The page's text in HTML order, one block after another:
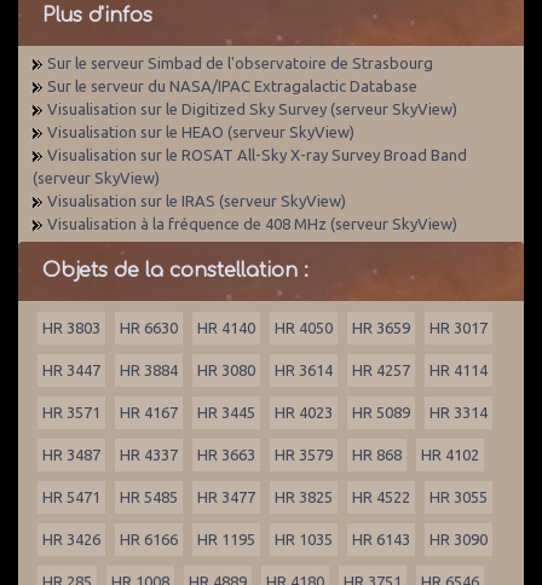
Plus d'infos
Sur le serveur Simbad de l'observatoire de Strasbourg
Sur le serveur du NASA/IPAC Extragalactic Database
Visualisation sur le Digitized Sky Survey (serveur SkyView)
Visualisation sur le HEAO (serveur SkyView)
Visualisation sur le ROSAT All-Sky X-ray Survey Broad Band
(serveur SkyView)
Visualisation sur le IRAS (serveur SkyView)
Visualisation à la fréquence de 408 MHz (serveur SkyView)
Objets de la constellation :
HR 3803 HR 6630 HR 4140 HR 4050 HR 3659 HR 3017
HR 3447 HR 3884 HR 3080 HR 3614 HR 4257 HR 4114
HR 3571 HR 4167 HR 3445 HR 4023 HR 5089 HR 3314
HR 3487 HR 4337 HR 3663 HR 3579 HR 868 HR 4102
HR 5471 HR 5485 HR 3477 HR 3825 HR 4522 HR 3055
HR 3426 HR 6166 HR 1195 HR 1035 HR 6143 HR 3090
HR 285 HR 1008 HR 4889 HR 4180 HR 3751 HR 6546